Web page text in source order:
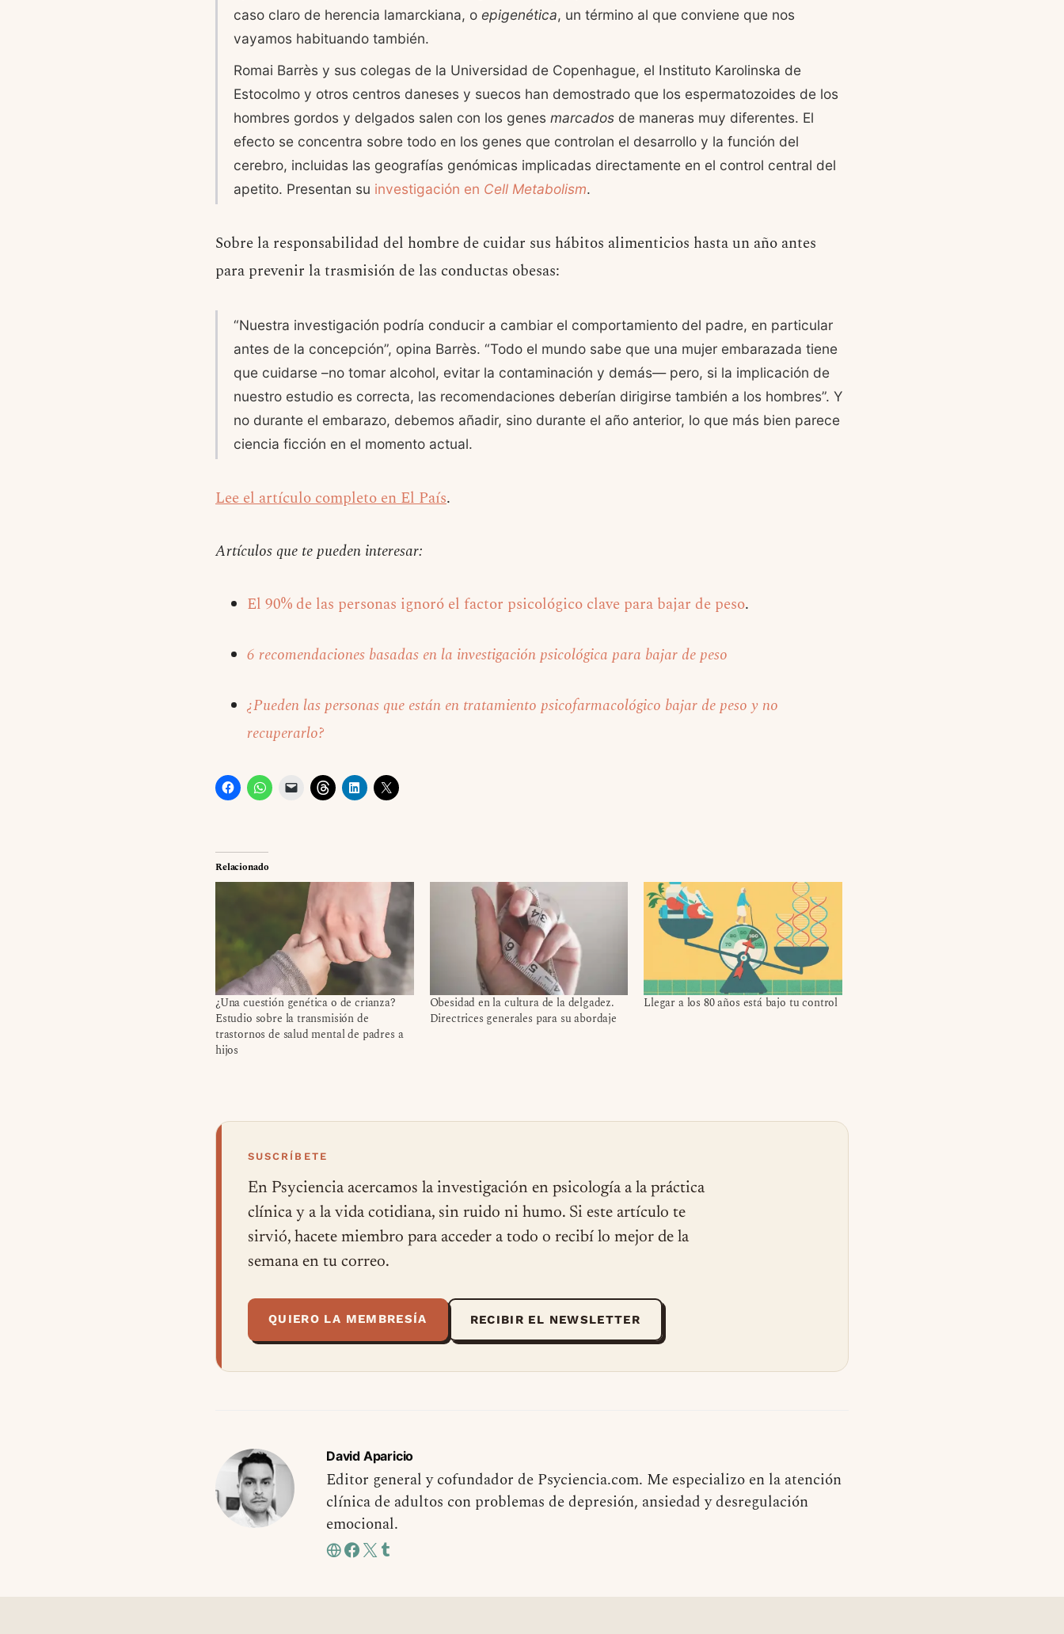
caso claro de herencia lamarckiana, o epigenética, un término al que conviene que nos
vayamos habituando también.
Romai Barrès y sus colegas de la Universidad de Copenhague, el Instituto Karolinska de
Estocolmo y otros centros daneses y suecos han demostrado que los espermatozoides de los
hombres gordos y delgados salen con los genes marcados de maneras muy diferentes. El
efecto se concentra sobre todo en los genes que controlan el desarrollo y la función del
cerebro, incluidas las geografías genómicas implicadas directamente en el control central del
apetito. Presentan su investigación en Cell Metabolism.
Sobre la responsabilidad del hombre de cuidar sus hábitos alimenticios hasta un año antes
para prevenir la trasmisión de las conductas obesas:
“Nuestra investigación podría conducir a cambiar el comportamiento del padre, en particular
antes de la concepción”, opina Barrès. “Todo el mundo sabe que una mujer embarazada tiene
que cuidarse –no tomar alcohol, evitar la contaminación y demás— pero, si la implicación de
nuestro estudio es correcta, las recomendaciones deberían dirigirse también a los hombres”. Y
no durante el embarazo, debemos añadir, sino durante el año anterior, lo que más bien parece
ciencia ficción en el momento actual.
Lee el artículo completo en El País.
Artículos que te pueden interesar:
El 90% de las personas ignoró el factor psicológico clave para bajar de peso.
6 recomendaciones basadas en la investigación psicológica para bajar de peso
¿Pueden las personas que están en tratamiento psicofarmacológico bajar de peso y no
recuperarlo?
Relacionado
¿Una cuestión genética o de crianza?
Estudio sobre la transmisión de
trastornos de salud mental de padres a
hijos
Obesidad en la cultura de la delgadez.
Directrices generales para su abordaje
Llegar a los 80 años está bajo tu control
SUSCRÍBETE
En Psyciencia acercamos la investigación en psicología a la práctica
clínica y a la vida cotidiana, sin ruido ni humo. Si este artículo te
sirvió, hacete miembro para acceder a todo o recibí lo mejor de la
semana en tu correo.
QUIERO LA MEMBRESÍA RECIBIR EL NEWSLETTER
David Aparicio
Editor general y cofundador de Psyciencia.com. Me especializo en la atención
clínica de adultos con problemas de depresión, ansiedad y desregulación
emocional.